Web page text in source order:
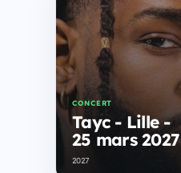
CONCERT
Tayc - Lille -
25 mars 2027
2027